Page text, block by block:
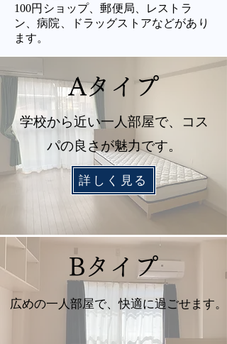
100円ショップ、郵便局、レストラ
ン、病院、ドラッグストアなどがあり
ます。
Aタイプ
学校から近い一人部屋で、コス
パの良さが魅力です。
詳しく見る
Bタイプ
広めの一人部屋で、快適に過ごせます。